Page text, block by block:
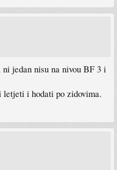
jedan nisu na nivou BF 3 i
i hodati po zidovima.